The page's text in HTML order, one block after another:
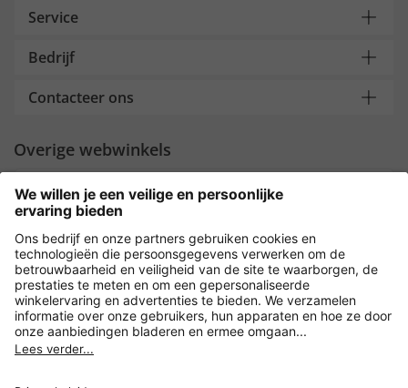
Service
Bedrijf
Contacteer ons
Overige webwinkels
Nederland
Payment and Delivery
Versleuteling met